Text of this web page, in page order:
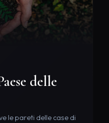
delle
le pareti delle case di